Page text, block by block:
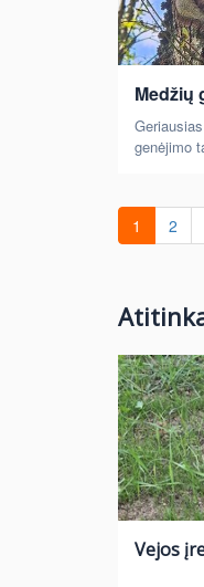
Medžių
genėjimo
1 2
Vejos